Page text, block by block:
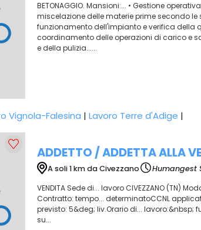
BETONAGGIO. Mansioni:... • Gestione
miscelazione delle materie prime secondo le
funzionamento dell'impianto e verifica della
coordinamento delle operazioni di carico e
e della pulizia......
Vignola-Falesina | Lavoro Terre d'Adige |
ADDETTO / ADDETTA ALLA
A soli 1 km da Civezzano
Humangest
VENDITA Sede di... lavoro CIVEZZANO (TN)
Contratto: tempo... determinatoCCNL
previsto: 5&deg; liv.Orario di...
su...